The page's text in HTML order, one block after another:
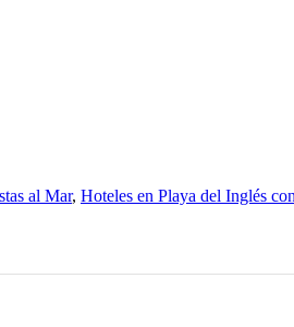
al Mar, Hoteles en Playa del Inglés